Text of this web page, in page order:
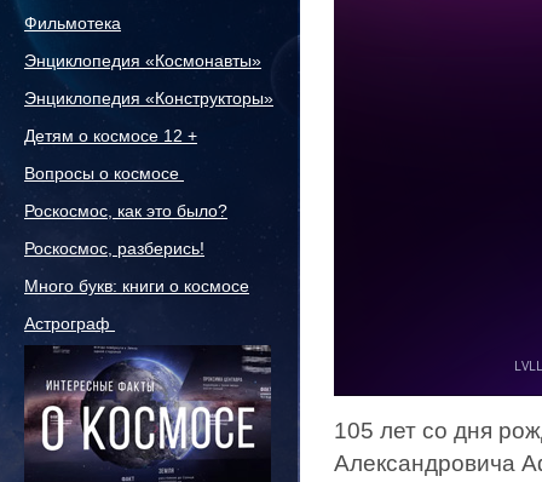
Фильмотека
Энциклопедия «Космонавты»
Энциклопедия «Конструкторы»
Детям о космосе 12 +
Вопросы о космосе
Роскосмос, как это было?
Роскосмос, разберись!
Много букв: книги о космосе
Астрограф
105 лет со дня
Александровича